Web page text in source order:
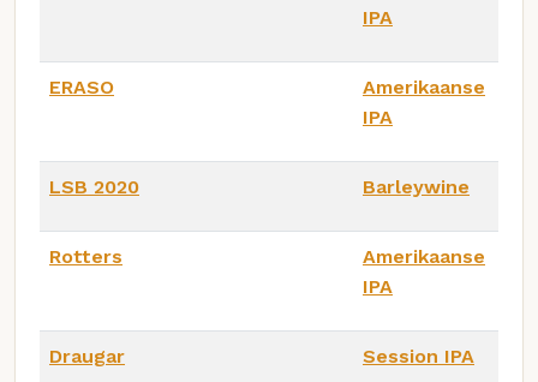
IPA
ERASO
Amerikaanse
IPA
LSB 2020 Barleywine
Rotters
Amerikaanse
IPA
Draugar Session IPA